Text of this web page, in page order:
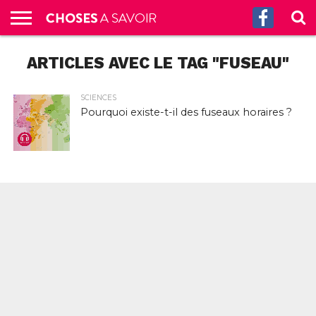
CULTURE
G.
SCIENCES
SANTÉ
HISTOIRE
ÉCONOMIE
INCROYABLE
!
TECH
AUTRES
S’ABONNER
AUX
CONTACT
A
PROPOS
ARTICLES AVEC LE TAG "FUSEAU"
SCIENCES
Pourquoi existe-t-il des fuseaux horaires ?